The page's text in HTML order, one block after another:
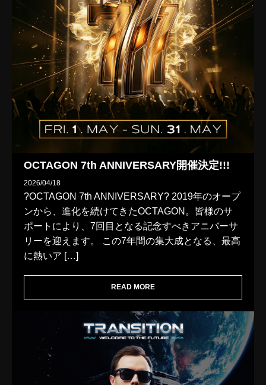
OCTAGON 7th ANNIVERSARY開催決定!!!
2026/04/18
?OCTAGON 7th ANNIVERSARY? 2019年のオープ
ンから、進化を続けてきたOCTAGON。皆様のサ
ポートにより、7回目となる記念すべきアニバーサ
リーを迎えます。 この7年間の集大成となる、最高
に熱いア […]
READ MORE